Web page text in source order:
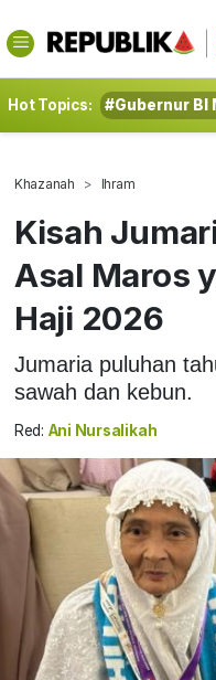
Hot Topics: #Gubernur BI
Khazanah Ihram
Kisah
Asal Maros
Haji 2026
Jumaria puluhan
sawah dan kebun.
Red: Ani Nursalikah